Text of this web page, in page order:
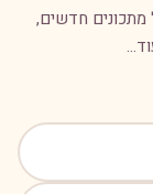
מתכונים חדשים,